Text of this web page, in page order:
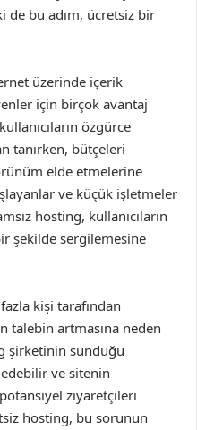
de bu adım, ücretsiz bir
üzerinde içerik
için birçok avantaj
özgürce
tanırken, bütçeleri
elde etmelerine
ve küçük işletmeler
hosting, kullanıcıların
şekilde sergilemesine
kişi tarafından
talebin artmasına neden
şirketinin sunduğu
edebilir ve sitenin
ziyaretçileri
hosting, bu sorunun